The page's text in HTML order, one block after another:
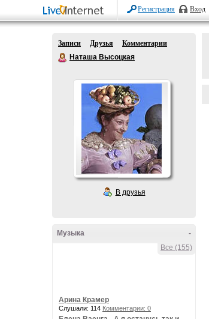
Регистрация Вход
Записи Друзья
Комментарии
Наташа Высоцкая
В друзья
-
Музыка
Все (155)
Арина Крамер
Слушали: 114 Комментарии: 0